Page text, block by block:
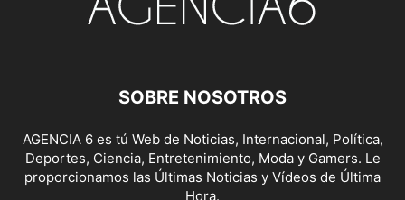
SOBRE NOSOTROS
AGENCIA 6 es tú Web de Noticias, Internacional, Política,
Deportes, Ciencia, Entretenimiento, Moda y Gamers. Le
proporcionamos las Últimas Noticias y Vídeos de Última
Hora.